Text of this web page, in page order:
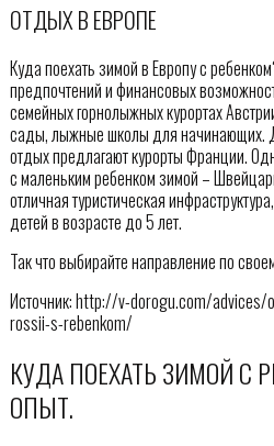
ОТДЫХ В ЕВРОПЕ
Куда поехать зимой в Европу с
предпочтений и финансовых
семейных горнолыжных курортах
сады, лыжные школы для начинающих.
отдых предлагают курорты Франции.
с маленьким ребенком зимой –
отличная туристическая
детей в возрасте до 5 лет.
Так что выбирайте направление по
Источник: http://v-dorogu.com/
rossii-s-rebenkom/
КУДА ПОЕХАТЬ ЗИМОЙ С
ОПЫТ.